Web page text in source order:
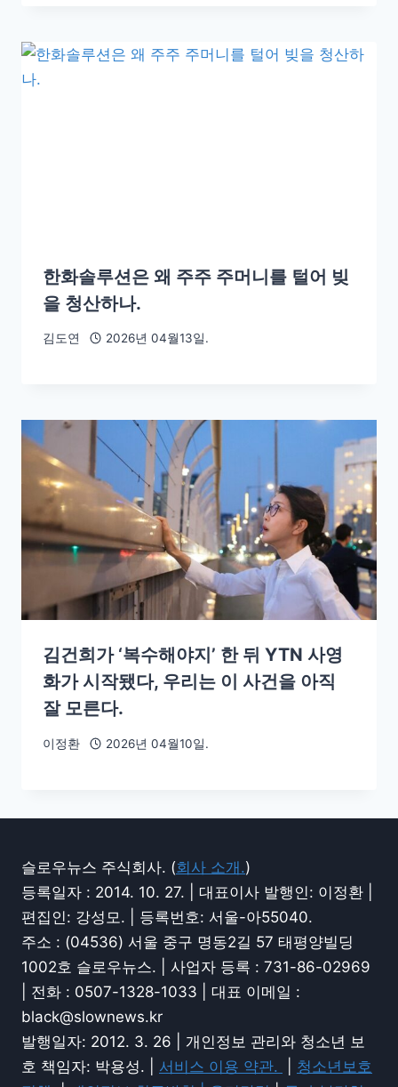
한화솔루션은 왜 주주 주머니를 털어 빚
을 청산하나.
김도연 2026년 04월13일.
김건희가 ‘복수해야지’ 한 뒤 YTN 사영
화가 시작됐다, 우리는 이 사건을 아직
잘 모른다.
이정환 2026년 04월10일.
슬로우뉴스 주식회사. (회사 소개.)
등록일자 : 2014. 10. 27. | 대표이사 발행인: 이정환 |
편집인: 강성모. | 등록번호: 서울-아55040.
주소 : (04536) 서울 중구 명동2길 57 태평양빌딩
1002호 슬로우뉴스. | 사업자 등록 : 731-86-02969
| 전화 : 0507-1328-1033 | 대표 이메일 :
black@slownews.kr
발행일자: 2012. 3. 26 | 개인정보 관리와 청소년 보
호 책임자: 박용성. | 서비스 이용 약관.
청소년보호